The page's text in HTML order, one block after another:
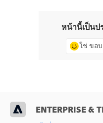
หน้านี้เป็นป
ใช่ ขอ
ENTERPRISE &